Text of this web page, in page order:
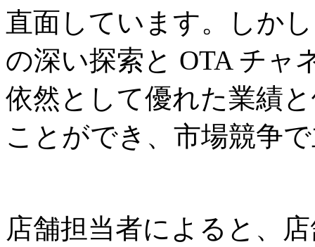
直面しています。しか
の深い探索と OTA チャ
依然として優れた業績
ことができ、市場競争
店舗担当者によると、